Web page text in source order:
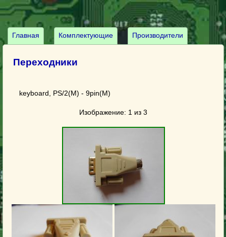
Главная Комплектующие Производители
Переходники
keyboard, PS/2(M) - 9pin(M)
Изображение: 1 из 3